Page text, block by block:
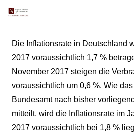
Die Inflationsrate in Deutschland
2017 voraussichtlich 1,7 %
November 2017 steigen die
voraussichtlich um 0,6 %. Wie
Bundesamt nach bisher
mitteilt, wird die Inflationsrate im
2017 voraussichtlich bei 1,8 %